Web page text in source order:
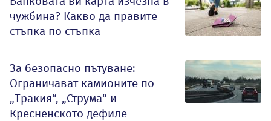
чужбина? Какво да правите
стъпка по стъпка
За безопасно пътуване:
Ограничават камионите по
„Тракия“, „Струма“ и
Кресненското дефиле